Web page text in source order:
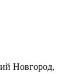
Новгород,